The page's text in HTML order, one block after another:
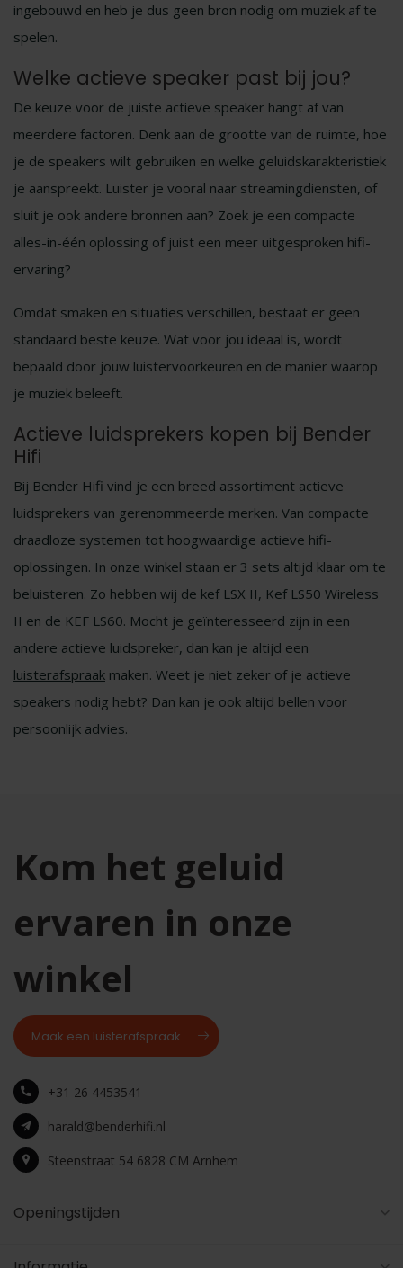
ingebouwd en heb je dus geen bron nodig om muziek af te
spelen.
Welke actieve speaker past bij jou?
De keuze voor de juiste actieve speaker hangt af van
meerdere factoren. Denk aan de grootte van de ruimte, hoe
je de speakers wilt gebruiken en welke geluidskarakteristiek
je aanspreekt. Luister je vooral naar streamingdiensten, of
sluit je ook andere bronnen aan? Zoek je een compacte
alles-in-één oplossing of juist een meer uitgesproken hifi-
ervaring?
Omdat smaken en situaties verschillen, bestaat er geen
standaard beste keuze. Wat voor jou ideaal is, wordt
bepaald door jouw luistervoorkeuren en de manier waarop
je muziek beleeft.
Actieve luidsprekers kopen bij Bender
Hifi
Bij Bender Hifi vind je een breed assortiment actieve
luidsprekers van gerenommeerde merken. Van compacte
draadloze systemen tot hoogwaardige actieve hifi-
oplossingen. In onze winkel staan er 3 sets altijd klaar om te
beluisteren. Zo hebben wij de kef LSX II, Kef LS50 Wireless
II en de KEF LS60. Mocht je geïnteresseerd zijn in een
andere actieve luidspreker, dan kan je altijd een
luisterafspraak maken. Weet je niet zeker of je actieve
speakers nodig hebt? Dan kan je ook altijd bellen voor
persoonlijk advies.
Kom het geluid
ervaren in onze
winkel
Maak een luisterafspraak
+31 26 4453541
harald@benderhifi.nl
Steenstraat 54 6828 CM Arnhem
Openingstijden